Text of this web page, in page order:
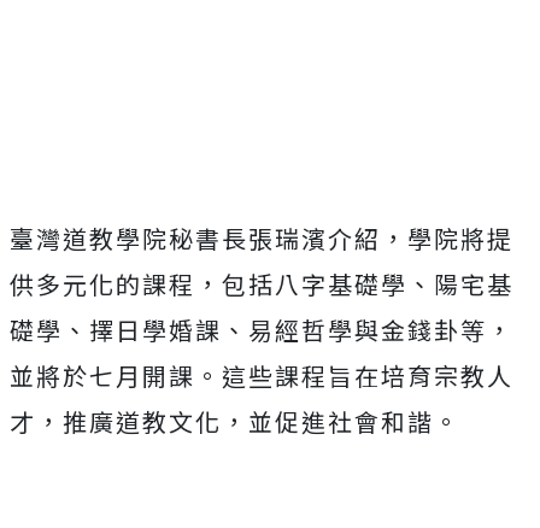
臺灣道教學院秘書長張瑞濱介紹，學院將提
供多元化的課程，包括八字基礎學、陽宅基
礎學、擇日學婚課、易經哲學與金錢卦等，
並將於七月開課。這些課程旨在培育宗教人
才，推廣道教文化，並促進社會和諧。